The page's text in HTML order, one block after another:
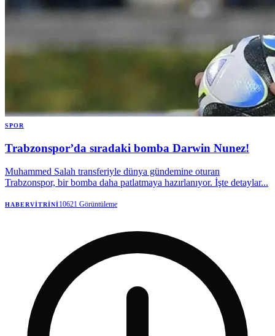
SPOR
Trabzonspor’da sıradaki bomba Darwin Nunez!
Muhammed Salah transferiyle dünya gündemine oturan
Trabzonspor, bir bomba daha patlatmaya hazırlanıyor. İşte detaylar...
HABERVITRINI10621 Görüntüleme